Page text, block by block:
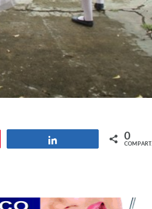
Compartilhar 0
COMPART.